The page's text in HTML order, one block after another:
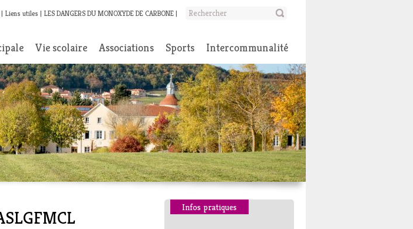
Liens utiles LES DANGERS DU MONOXYDE DE CARBONE
Vie scolaire Associations Sports Intercommunalité
Infos pratiques